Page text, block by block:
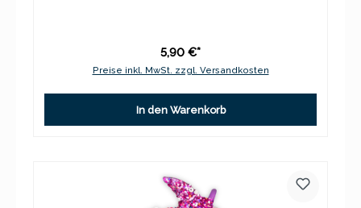
5,90 €*
Preise inkl. MwSt. zzgl. Versandkosten
In den Warenkorb